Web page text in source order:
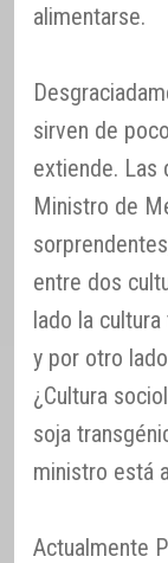
alimentarse.
sirven de
extiende. Las
Ministro de
entre dos
lado la
y por otro
¿Cultura
soja
ministro está
Actualmente